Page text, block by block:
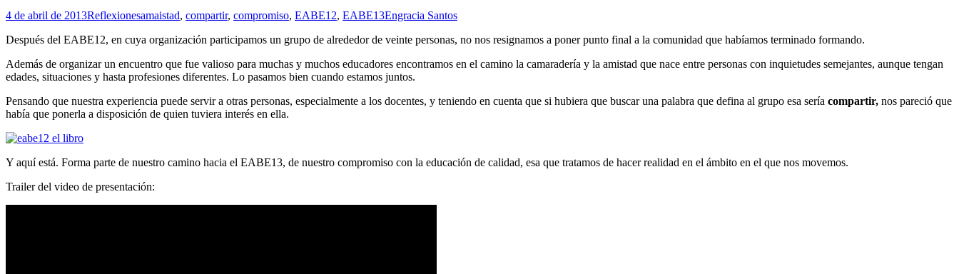
4 de abril de 2013Reflexionesamaistad, compartir, compromiso, EABE12, EABE13Engracia Santos
Después del EABE12, en cuya organización participamos un grupo de alrededor de veinte personas, no nos resignamos a poner punto final a la comunidad que habíamos terminado formando.
Además de organizar un encuentro que fue valioso para muchas y muchos educadores encontramos en el camino la camaradería y la amistad que nace entre personas con inquietudes semejantes, aunque tengan
edades, situaciones y hasta profesiones diferentes. Lo pasamos bien cuando estamos juntos.
Pensando que nuestra experiencia puede servir a otras personas, especialmente a los docentes, y teniendo en cuenta que si hubiera que buscar una palabra que defina al grupo esa sería compartir, nos pareció que
había que ponerla a disposición de quien tuviera interés en ella.
Y aquí está. Forma parte de nuestro camino hacia el EABE13, de nuestro compromiso con la educación de calidad, esa que tratamos de hacer realidad en el ámbito en el que nos movemos.
Trailer del video de presentación: